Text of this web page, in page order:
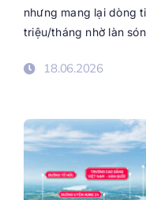
nhưng mang lại dòng
triệu/tháng nhờ làn
18.06.2026